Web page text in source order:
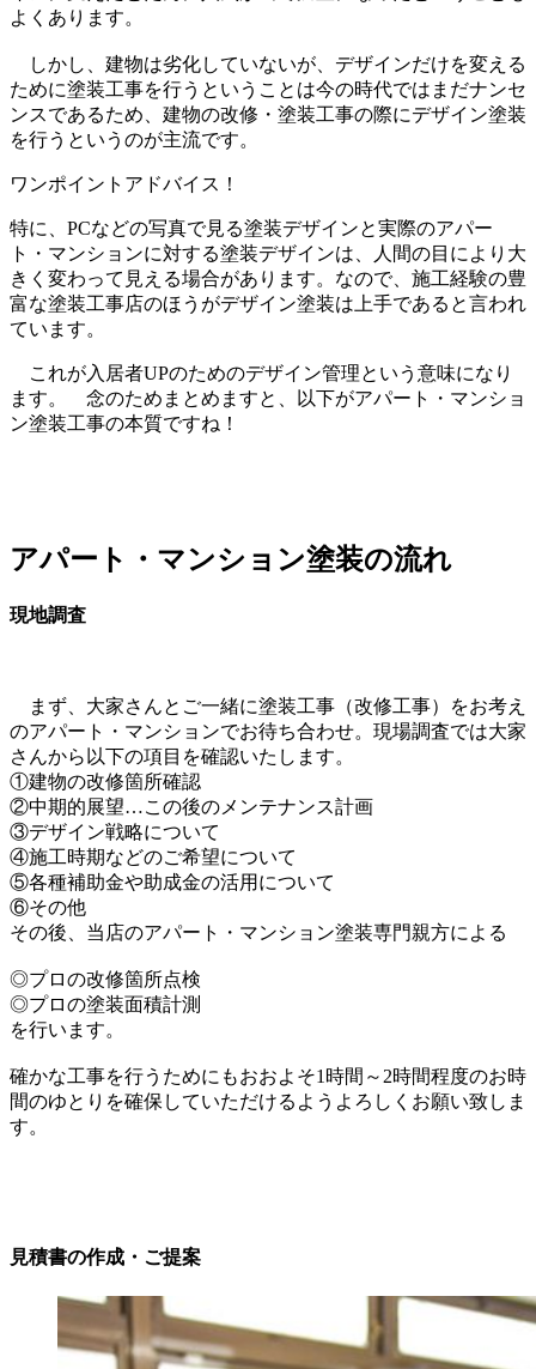
よくあります。
しかし、建物は劣化していないが、デザインだけを変える
ために塗装工事を行うということは今の時代ではまだナンセ
ンスであるため、建物の改修・塗装工事の際にデザイン塗装
を行うというのが主流です。
ワンポイントアドバイス！
特に、PCなどの写真で見る塗装デザインと実際のアパー
ト・マンションに対する塗装デザインは、人間の目により大
きく変わって見える場合があります。なので、施工経験の豊
富な塗装工事店のほうがデザイン塗装は上手であると言われ
ています。
これが入居者UPのためのデザイン管理という意味になり
ます。 念のためまとめますと、以下がアパート・マンショ
ン塗装工事の本質ですね！
アパート・マンション塗装の流れ
現地調査
まず、大家さんとご一緒に塗装工事（改修工事）をお考え
のアパート・マンションでお待ち合わせ。現場調査では大家
さんから以下の項目を確認いたします。
①建物の改修箇所確認
②中期的展望…この後のメンテナンス計画
③デザイン戦略について
④施工時期などのご希望について
⑤各種補助金や助成金の活用について
⑥その他
その後、当店のアパート・マンション塗装専門親方による
◎プロの改修箇所点検
◎プロの塗装面積計測
を行います。
確かな工事を行うためにもおおよそ1時間～2時間程度のお時
間のゆとりを確保していただけるようよろしくお願い致しま
す。
見積書の作成・ご提案